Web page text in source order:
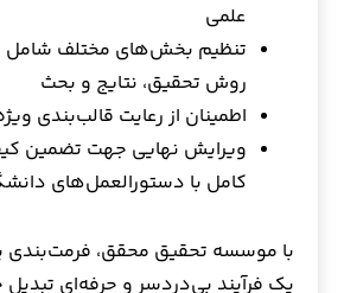
علمی
تنظیم بخش‌های مختلف شامل
روش تحقیق، نتایج و بحث
اطمینان از رعایت قالب‌بندی
ویرایش نهایی جهت تضمین
کامل با دستورالعمل‌های
با موسسه تحقیق محقق، فرمت‌بندی
یک فرآیند بی‌دردسر و حرفه‌ای تبدیل